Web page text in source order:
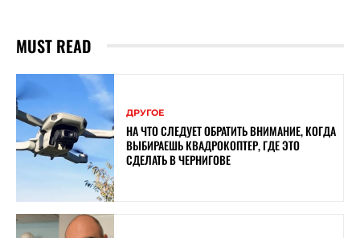
MUST READ
ДРУГОЕ
НА ЧТО СЛЕДУЕТ ОБРАТИТЬ ВНИМАНИЕ, КОГДА
ВЫБИРАЕШЬ КВАДРОКОПТЕР, ГДЕ ЭТО
СДЕЛАТЬ В ЧЕРНИГОВЕ